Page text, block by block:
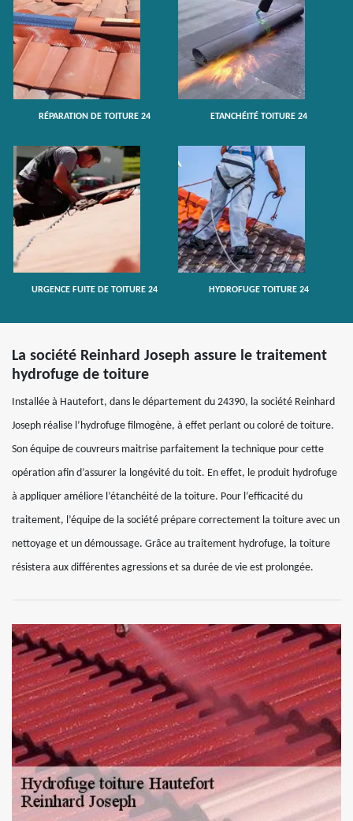
RÉPARATION DE TOITURE 24 ETANCHÉITÉ TOITURE 24
URGENCE FUITE DE TOITURE 24 HYDROFUGE TOITURE 24
La société Reinhard Joseph assure le traitement
hydrofuge de toiture
Installée à Hautefort, dans le département du 24390, la société Reinhard
Joseph réalise l’hydrofuge filmogène, à effet perlant ou coloré de toiture.
Son équipe de couvreurs maitrise parfaitement la technique pour cette
opération afin d’assurer la longévité du toit. En effet, le produit hydrofuge
à appliquer améliore l’étanchéité de la toiture. Pour l’efficacité du
traitement, l’équipe de la société prépare correctement la toiture avec un
nettoyage et un démoussage. Grâce au traitement hydrofuge, la toiture
résistera aux différentes agressions et sa durée de vie est prolongée.